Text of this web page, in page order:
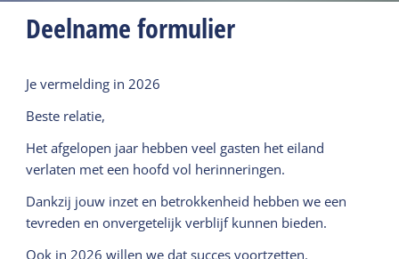
Deelname formulier
Je vermelding in 2026
Beste relatie,
Het afgelopen jaar hebben veel gasten het eiland
verlaten met een hoofd vol herinneringen.
Dankzij jouw inzet en betrokkenheid hebben we een
tevreden en onvergetelijk verblijf kunnen bieden.
Ook in 2026 willen we dat succes voortzetten.